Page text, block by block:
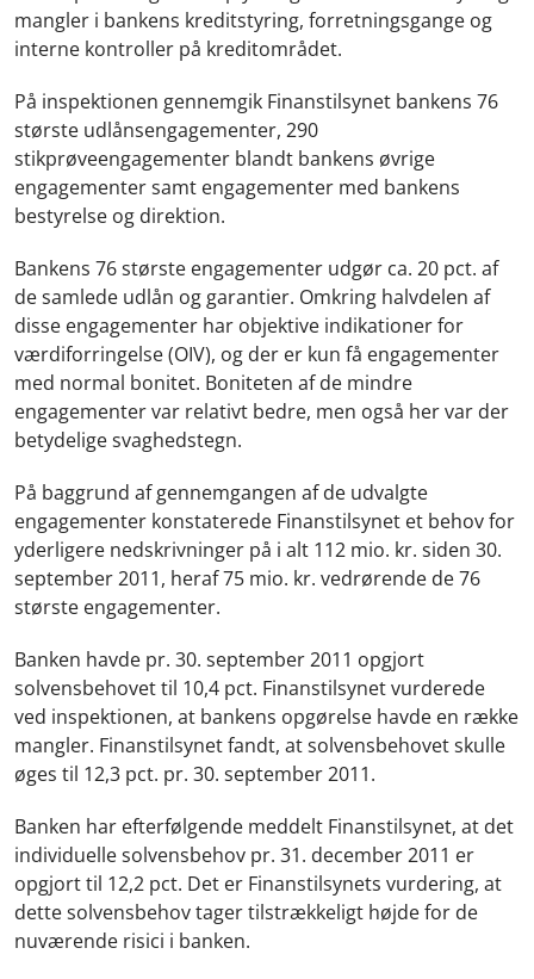
mangler i bankens kreditstyring, forretningsgange og
interne kontroller på kreditområdet.
På inspektionen gennemgik Finanstilsynet bankens 76
største udlånsengagementer, 290
stikprøveengagementer blandt bankens øvrige
engagementer samt engagementer med bankens
bestyrelse og direktion.
Bankens 76 største engagementer udgør ca. 20 pct. af
de samlede udlån og garantier. Omkring halvdelen af
disse engagementer har objektive indikationer for
værdiforringelse (OIV), og der er kun få engagementer
med normal bonitet. Boniteten af de mindre
engagementer var relativt bedre, men også her var der
betydelige svaghedstegn.
På baggrund af gennemgangen af de udvalgte
engagementer konstaterede Finanstilsynet et behov for
yderligere nedskrivninger på i alt 112 mio. kr. siden 30.
september 2011, heraf 75 mio. kr. vedrørende de 76
største engagementer.
Banken havde pr. 30. september 2011 opgjort
solvensbehovet til 10,4 pct. Finanstilsynet vurderede
ved inspektionen, at bankens opgørelse havde en række
mangler. Finanstilsynet fandt, at solvensbehovet skulle
øges til 12,3 pct. pr. 30. september 2011.
Banken har efterfølgende meddelt Finanstilsynet, at det
individuelle solvensbehov pr. 31. december 2011 er
opgjort til 12,2 pct. Det er Finanstilsynets vurdering, at
dette solvensbehov tager tilstrækkeligt højde for de
nuværende risici i banken.